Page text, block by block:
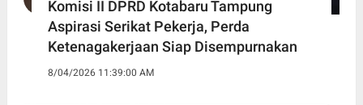
Komisi II DPRD Kotabaru Tampung
Aspirasi Serikat Pekerja, Perda
Ketenagakerjaan Siap Disempurnakan
8/04/2026 11:39:00 AM